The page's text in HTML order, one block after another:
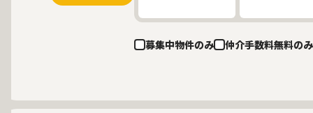
募集中物件のみ 仲介手数料無料のみ